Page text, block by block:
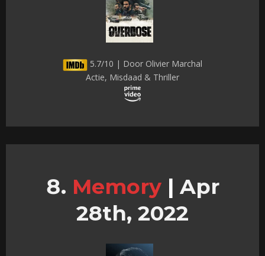
5.7/10 | Door Olivier Marchal
Actie, Misdaad & Thriller
Memory | Apr
28th, 2022